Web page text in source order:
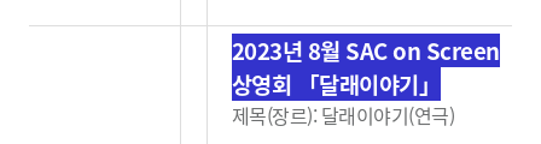
2023년 8월 SAC on Screen
상영회 「달래이야기」
제목(장르): 달래이야기(연극)